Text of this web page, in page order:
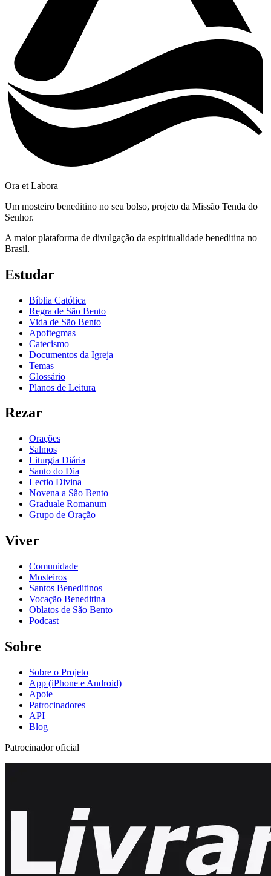
Ora et Labora
Um mosteiro beneditino no seu bolso, projeto da Missão Tenda do
Senhor.
A maior plataforma de divulgação da espiritualidade beneditina no
Brasil.
Estudar
Bíblia Católica
Regra de São Bento
Vida de São Bento
Apoftegmas
Catecismo
Documentos da Igreja
Temas
Glossário
Planos de Leitura
Rezar
Orações
Salmos
Liturgia Diária
Santo do Dia
Lectio Divina
Novena a São Bento
Graduale Romanum
Grupo de Oração
Viver
Comunidade
Mosteiros
Santos Beneditinos
Vocação Beneditina
Oblatos de São Bento
Podcast
Sobre
Sobre o Projeto
App (iPhone e Android)
Apoie
Patrocinadores
API
Blog
Patrocinador oficial